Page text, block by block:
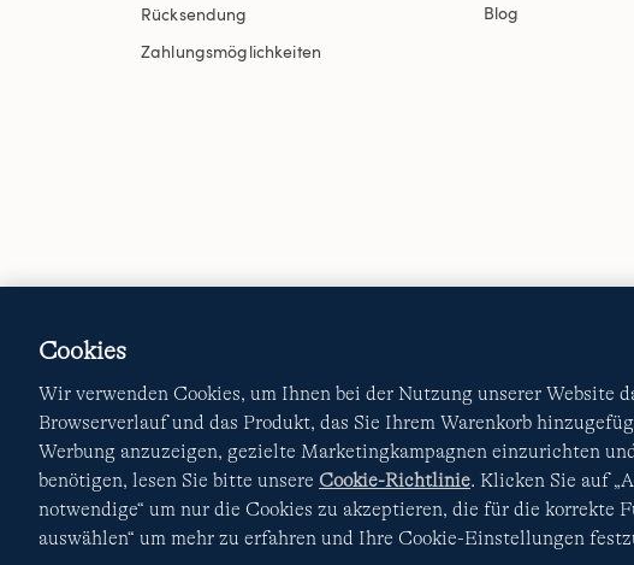
Rücksendung
Zahlungsmöglichkeiten
Blog
Cookies
Wir verwenden Cookies, um Ihnen bei der Nutzung unserer Website
Browserverlauf und das Produkt, das Sie Ihrem Warenkorb
Werbung anzuzeigen, gezielte Marketingkampagnen einzurichten
benötigen, lesen Sie bitte unsere Cookie-Richtlinie. Klicken Sie auf
notwendige“ um nur die Cookies zu akzeptieren, die für die korrekte
auswählen“ um mehr zu erfahren und Ihre Cookie-Einstellungen